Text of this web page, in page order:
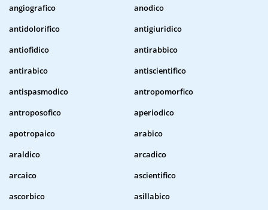
angiografico
anodico
antidolorifico
antigiuridico
antiofidico
antirabbico
antirabico
antiscientifico
antispasmodico
antropomorfico
antroposofico
aperiodico
apotropaico
arabico
araldico
arcadico
arcaico
ascientifico
ascorbico
asillabico